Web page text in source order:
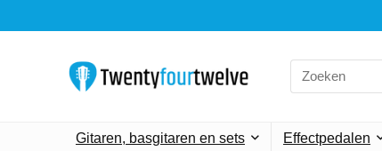
Search
for:
Gitaren, basgitaren en sets Effectpedalen